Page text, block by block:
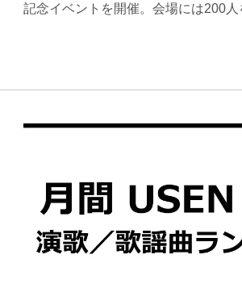
記念イベントを開催。会場には200